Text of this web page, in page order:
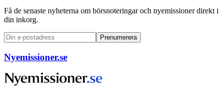
Få de senaste nyheterna om börsnoteringar och nyemissioner direkt i
din inkorg.
Prenumerera
Nyemissioner.se